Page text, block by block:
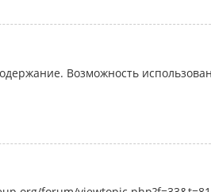
Возможность